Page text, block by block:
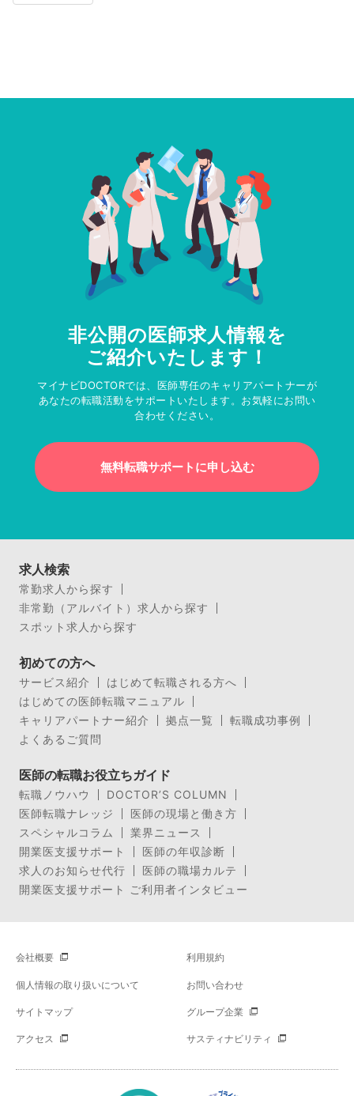
非公開の医師求人情報を
ご紹介いたします！
マイナビDOCTORでは、医師専任のキャリアパートナーが
あなたの転職活動をサポートいたします。お気軽にお問い
合わせください。
無料転職サポートに申し込む
求人検索
常勤求人から探す
非常勤（アルバイト）求人から探す
スポット求人から探す
初めての方へ
サービス紹介
はじめて転職される方へ
はじめての医師転職マニュアル
キャリアパートナー紹介
拠点一覧
転職成功事例
よくあるご質問
医師の転職お役立ちガイド
転職ノウハウ
DOCTOR’S COLUMN
医師転職ナレッジ
医師の現場と働き方
スペシャルコラム
業界ニュース
開業医支援サポート
医師の年収診断
求人のお知らせ代行
医師の職場カルテ
開業医支援サポート ご利用者インタビュー
会社概要 利用規約
個人情報の取り扱いについて お問い合わせ
サイトマップ グループ企業
アクセス サスティナビリティ